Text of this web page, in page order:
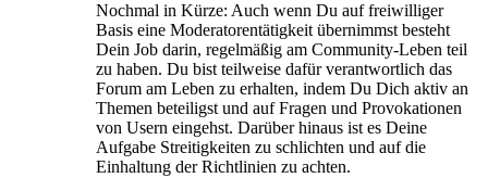
Nochmal in Kürze: Auch wenn Du auf freiwilliger
Basis eine Moderatorentätigkeit übernimmst besteht
Dein Job darin, regelmäßig am Community-Leben teil
zu haben. Du bist teilweise dafür verantwortlich das
Forum am Leben zu erhalten, indem Du Dich aktiv an
Themen beteiligst und auf Fragen und Provokationen
von Usern eingehst. Darüber hinaus ist es Deine
Aufgabe Streitigkeiten zu schlichten und auf die
Einhaltung der Richtlinien zu achten.